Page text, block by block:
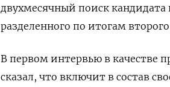
двухмесячный поиск
разделенного по итогам
В первом интервью в качестве
сказал, что включит в состав